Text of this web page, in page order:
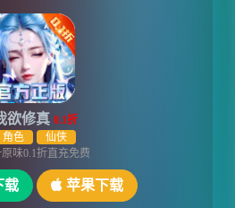
欲修真 0.1折
角色
仙侠
味0.1折直充免费
载 苹果下载